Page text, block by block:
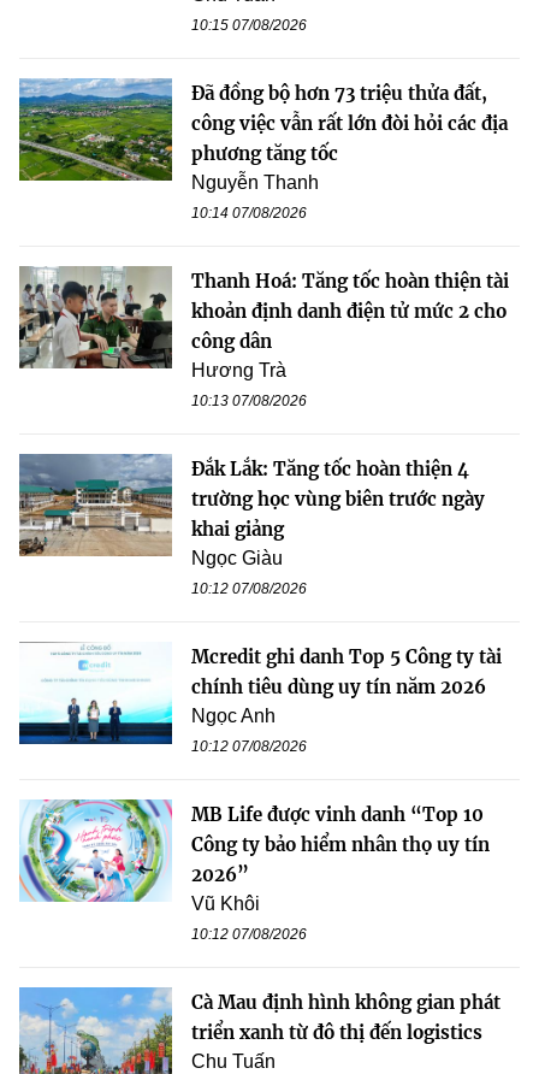
10:15 07/08/2026
Đã đồng bộ hơn 73 triệu thửa đất,
công việc vẫn rất lớn đòi hỏi các địa
phương tăng tốc
Nguyễn Thanh
10:14 07/08/2026
Thanh Hoá: Tăng tốc hoàn thiện tài
khoản định danh điện tử mức 2 cho
công dân
Hương Trà
10:13 07/08/2026
Đắk Lắk: Tăng tốc hoàn thiện 4
trường học vùng biên trước ngày
khai giảng
Ngọc Giàu
10:12 07/08/2026
Mcredit ghi danh Top 5 Công ty tài
chính tiêu dùng uy tín năm 2026
Ngọc Anh
10:12 07/08/2026
MB Life được vinh danh “Top 10
Công ty bảo hiểm nhân thọ uy tín
2026”
Vũ Khôi
10:12 07/08/2026
Cà Mau định hình không gian phát
triển xanh từ đô thị đến logistics
Chu Tuấn